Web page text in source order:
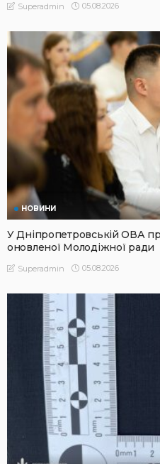
Superadmin 05.08.2026
НОВИНИ
У Дніпропетровській ОВА
оновленої Молодіжної ради
Superadmin 05.08.2026